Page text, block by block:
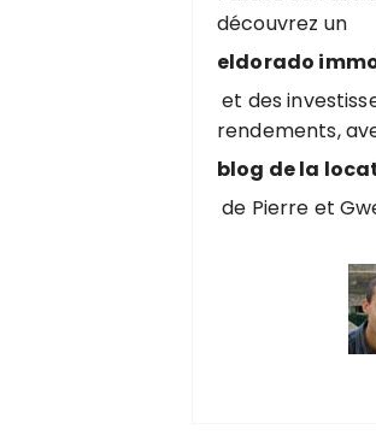
découvrez un
eldorado
et des
rendements,
blog de la
de Pierre et